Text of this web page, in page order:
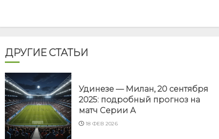
ДРУГИЕ СТАТЬИ
Удинезе — Милан, 20 сентября
2025: подробный прогноз на
матч Серии А
18 ФЕВ 2026